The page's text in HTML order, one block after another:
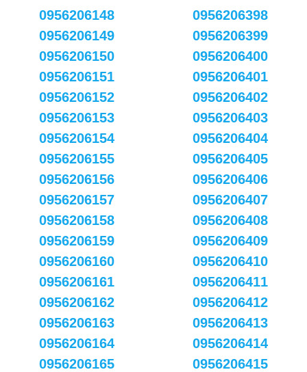
0956206148
0956206149
0956206150
0956206151
0956206152
0956206153
0956206154
0956206155
0956206156
0956206157
0956206158
0956206159
0956206160
0956206161
0956206162
0956206163
0956206164
0956206165
0956206398
0956206399
0956206400
0956206401
0956206402
0956206403
0956206404
0956206405
0956206406
0956206407
0956206408
0956206409
0956206410
0956206411
0956206412
0956206413
0956206414
0956206415